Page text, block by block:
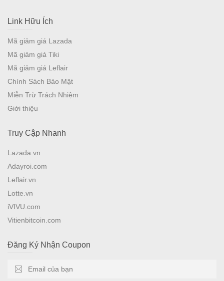
Link Hữu Ích
Mã giảm giá Lazada
Mã giảm giá Tiki
Mã giảm giá Leflair
Chính Sách Bảo Mật
Miễn Trừ Trách Nhiệm
Giới thiệu
Truy Cập Nhanh
Lazada.vn
Adayroi.com
Leflair.vn
Lotte.vn
iVIVU.com
Vitienbitcoin.com
Đăng Ký Nhận Coupon